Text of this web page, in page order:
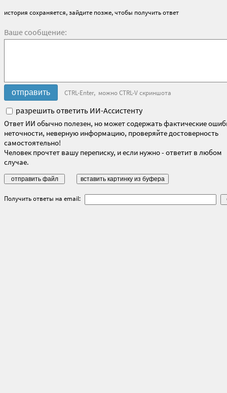
история сохраняется, зайдите позже, чтобы получить ответ
Ваше сообщение:
CTRL-Enter, можно CTRL-V скриншота
разрешить ответить ИИ-Ассистенту
Ответ ИИ обычно полезен, но может содержать фактические
неточности, неверную информацию, проверяйте достоверность
самостоятельно!
Человек прочтет вашу переписку, и если нужно - ответит в любом
случае.
Получить ответы на email: